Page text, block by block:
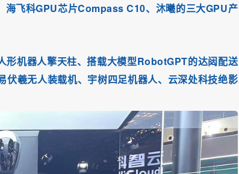
飞科GPU芯片Compass C10、沐曦的三大GPU产
形机器人擎天柱、搭载大模型RobotGPT的达闼配送
羲无人装载机、 宇树四足机器人、云深处科技绝影